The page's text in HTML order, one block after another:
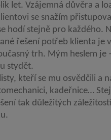
let. Vzájemná důvěra a
se snažím
hodí stejně pro každého.
řešení potřeb klienta je
trh. Mým heslem je
stydět.
kteří se mu osvědčili a
kadeřnice…
tak důležitých